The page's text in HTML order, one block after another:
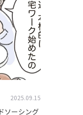
2025.09.15
ソーシング